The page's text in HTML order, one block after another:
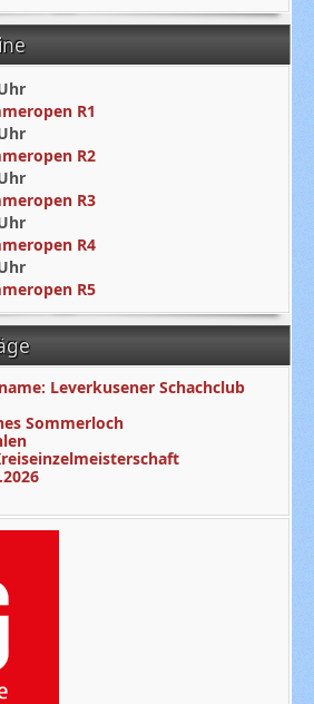
R1
R2
R3
R4
R5
Leverkusener Schachclub
Sommerloch